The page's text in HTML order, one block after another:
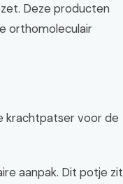
Deze producten
orthomoleculair
krachtpatser voor de
aanpak. Dit potje zit